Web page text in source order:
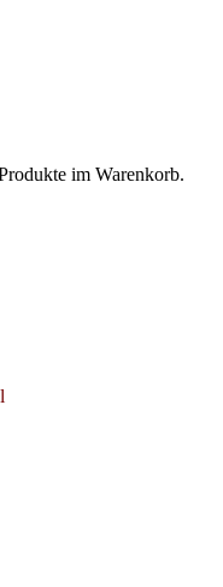
im Warenkorb.